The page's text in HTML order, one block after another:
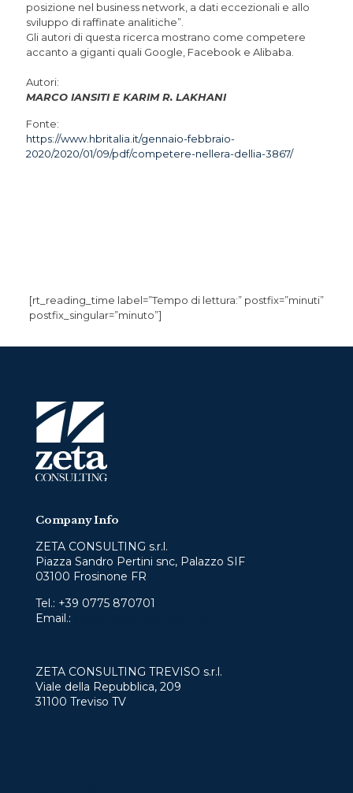
posizione nel business network, a dati eccezionali e allo
sviluppo di raffinate analitiche”.
Gli autori di questa ricerca mostrano come competere
accanto a giganti quali Google, Facebook e Alibaba.
Autori:
MARCO IANSITI E KARIM R. LAKHANI
Fonte:
https://www.hbritalia.it/gennaio-febbraio-
2020/2020/01/09/pdf/competere-nellera-dellia-3867/
[rt_reading_time label=”Tempo di lettura:” postfix=”minuti”
postfix_singular=”minuto”]
Company Info
ZETA CONSULTING s.r.l.
Piazza Sandro Pertini snc, Palazzo SIF
03100 Frosinone FR
Tel.: +39 0775 870701
Email.:
ZETA CONSULTING TREVISO s.r.l.
Viale della Repubblica, 209
31100 Treviso TV